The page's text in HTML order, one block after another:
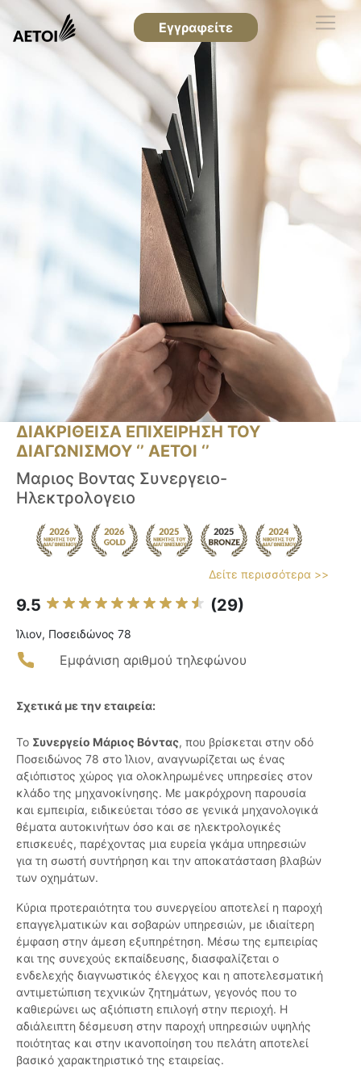
Εγγραφείτε
ΔΙΑΚΡΙΘΕΙΣΑ ΕΠΙΧΕΙΡΗΣΗ ΤΟΥ
ΔΙΑΓΩΝΙΣΜΟΥ ‘’ ΑΕΤΟΙ ‘’
Μαριος Βοντας Συνεργειο-
Ηλεκτρολογειο
Δείτε περισσότερα >>
9.5 (29)
Ίλιον, Ποσειδώνος 78
Εμφάνιση αριθμού τηλεφώνου
Σχετικά με την εταιρεία:
Το Συνεργείο Μάριος Βόντας, που βρίσκεται στην οδό
Ποσειδώνος 78 στο Ίλιον, αναγνωρίζεται ως ένας
αξιόπιστος χώρος για ολοκληρωμένες υπηρεσίες στον
κλάδο της μηχανοκίνησης. Με μακρόχρονη παρουσία
και εμπειρία, ειδικεύεται τόσο σε γενικά μηχανολογικά
θέματα αυτοκινήτων όσο και σε ηλεκτρολογικές
επισκευές, παρέχοντας μια ευρεία γκάμα υπηρεσιών
για τη σωστή συντήρηση και την αποκατάσταση βλαβών
των οχημάτων.
Κύρια προτεραιότητα του συνεργείου αποτελεί η παροχή
επαγγελματικών και σοβαρών υπηρεσιών, με ιδιαίτερη
έμφαση στην άμεση εξυπηρέτηση. Μέσω της εμπειρίας
και της συνεχούς εκπαίδευσης, διασφαλίζεται ο
ενδελεχής διαγνωστικός έλεγχος και η αποτελεσματική
αντιμετώπιση τεχνικών ζητημάτων, γεγονός που το
καθιερώνει ως αξιόπιστη επιλογή στην περιοχή. Η
αδιάλειπτη δέσμευση στην παροχή υπηρεσιών υψηλής
ποιότητας και στην ικανοποίηση του πελάτη αποτελεί
βασικό χαρακτηριστικό της εταιρείας.